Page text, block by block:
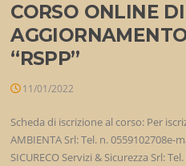
CORSO ONLINE DI
“RSPP”
11/01/2022
Scheda di iscrizione al corso: Per
AMBIENTA Srl: Tel. n.
SICURECO Servizi & Sicurezza Srl: